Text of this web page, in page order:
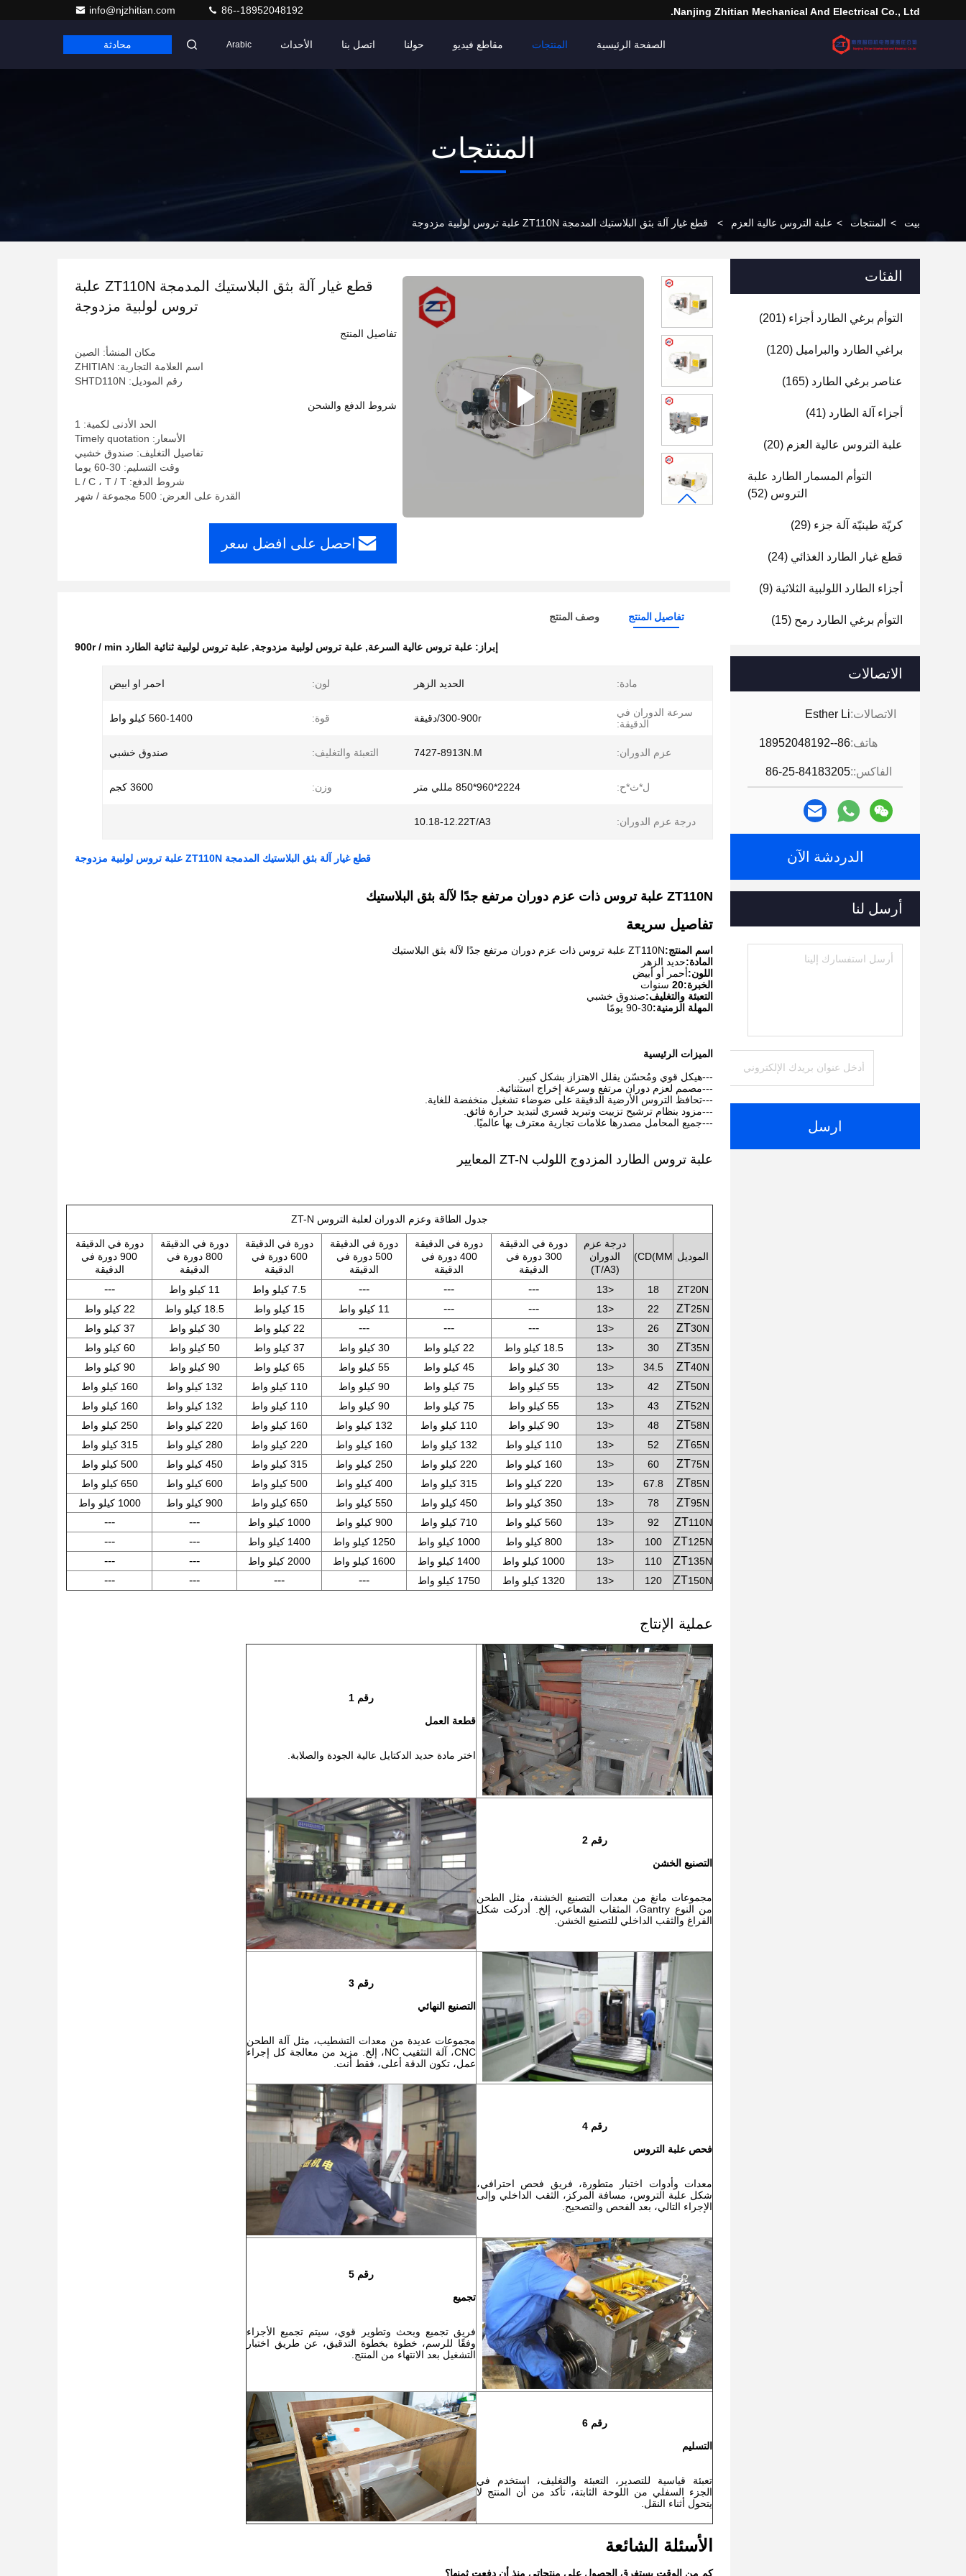
Nanjing Zhitian Mechanical And Electrical Co., Ltd.
info@njzhitian.com 86--18952048192
الصفحة الرئيسية المنتجات مقاطع فيديو حولنا اتصل بنا الأحداث Arabic محادثة
المنتجات
بيت > المنتجات > علبة التروس عالية العزم > قطع غيار آلة بثق البلاستيك المدمجة ZT110N علبة تروس لولبية مزدوجة
الفئات
التوأم برغي الطارد أجزاء (201)
براغي الطارد والبراميل (120)
عناصر برغي الطارد (165)
أجزاء آلة الطارد (41)
علبة التروس عالية العزم (20)
التوأم المسمار الطارد علبة
التروس (52)
كريّة طينيّة آلة جزء (29)
قطع غيار الطارد الغذائي (24)
أجزاء الطارد اللولبية الثلاثية (9)
التوأم برغي الطارد رمح (15)
الاتصالات
الاتصالات:Esther Li
هاتف:86--18952048192
الفاكس::86-25-84183205
الدردشة الآن
أرسل لنا
ارسل
قطع غيار آلة بثق البلاستيك المدمجة ZT110N علبة
تروس لولبية مزدوجة
تفاصيل المنتج
مكان المنشأ: الصين
اسم العلامة التجارية: ZHITIAN
رقم الموديل: SHTD110N
شروط الدفع والشحن
الحد الأدنى لكمية: 1
الأسعار: Timely quotation
تفاصيل التغليف: صندوق خشبي
وقت التسليم: 30-60 يوما
شروط الدفع: L / C ، T / T
القدرة على العرض: 500 مجموعة / شهر
احصل على افضل سعر
تفاصيل المنتج وصف المنتج
إبراز: علبة تروس عالية السرعة, علبة تروس لولبية مزدوجة, علبة تروس لولبية ثنائية الطارد 900r / min
مادة: الحديد الزهر لون: احمر او ابيض
سرعة الدوران في
الدقيقة:
300-900r/دقيقة قوة: 560-1400 كيلو واط
عزم الدوران: 7427-8913N.M التعبئة والتغليف: صندوق خشبي
ل*ث*ح: 2224*960*850 مللي متر وزن: 3600 كجم
درجة عزم الدوران: 10.18-12.22T/A3
قطع غيار آلة بثق البلاستيك المدمجة ZT110N علبة تروس لولبية مزدوجة
ZT110N علبة تروس ذات عزم دوران مرتفع جدًا لآلة بثق البلاستيك
تفاصيل سريعة
اسم المنتج:ZT110N علبة تروس ذات عزم دوران مرتفع جدًا لآلة بثق البلاستيك
المادة:حديد الزهر
اللون:أحمر أو أبيض
الخبرة:20
سنوات
التعبئة والتغليف:صندوق خشبي
المهلة الزمنية:30-90 يومًا
الميزات الرئيسية
---هيكل قوي ومُحسّن يقلل الاهتزاز بشكل كبير.
---مصمم لعزم دوران مرتفع وسرعة إخراج استثنائية.
---تحافظ التروس الأرضية الدقيقة على ضوضاء تشغيل منخفضة للغاية.
---مزود بنظام ترشيح تزييت وتبريد قسري لتبديد حرارة فائق.
---جميع المحامل مصدرها علامات تجارية معترف بها عالميًا.
علبة تروس الطارد المزدوج اللولب ZT-N المعايير
جدول الطاقة وعزم الدوران لعلبة التروس ZT-N
الموديل CD(MM)
(T/A3)
الدقيقة
الدقيقة
الدقيقة
الدقيقة
الدقيقة
الدقيقة
ZT20N
18
<13
---
---
--- 7.5 كيلو واط 11 كيلو واط
---
ZT25N
22
<13
---
--- 11 كيلو واط 15 كيلو واط 18.5 كيلو واط 22 كيلو واط
ZT30N
26
<13
---
---
--- 22 كيلو واط 30 كيلو واط 37 كيلو واط
ZT35N
30
<13 18.5 كيلو واط 22 كيلو واط 30 كيلو واط 37 كيلو واط 50 كيلو واط 60 كيلو واط
ZT40N
34.5
<13 30 كيلو واط 45 كيلو واط 55 كيلو واط 65 كيلو واط 90 كيلو واط 90 كيلو واط
ZT50N
42
<13 55 كيلو واط 75 كيلو واط 90 كيلو واط 110 كيلو واط 132 كيلو واط 160 كيلو واط
ZT52N
43
<13 55 كيلو واط 75 كيلو واط 90 كيلو واط 110 كيلو واط 132 كيلو واط 160 كيلو واط
ZT58N
48
<13 90 كيلو واط 110 كيلو واط 132 كيلو واط 160 كيلو واط 220 كيلو واط 250 كيلو واط
ZT65N
52
<13 110 كيلو واط 132 كيلو واط 160 كيلو واط 220 كيلو واط 280 كيلو واط 315 كيلو واط
ZT75N
60
<13 160 كيلو واط 220 كيلو واط 250 كيلو واط 315 كيلو واط 450 كيلو واط 500 كيلو واط
ZT85N
67.8
<13 220 كيلو واط 315 كيلو واط 400 كيلو واط 500 كيلو واط 600 كيلو واط 650 كيلو واط
ZT95N
78
<13 350 كيلو واط 450 كيلو واط 550 كيلو واط 650 كيلو واط 900 كيلو واط 1000 كيلو واط
ZT110N
92
<13 560 كيلو واط 710 كيلو واط 900 كيلو واط 1000 كيلو واط ---
---
ZT125N
100
<13 800 كيلو واط 1000 كيلو واط 1250 كيلو واط 1400 كيلو واط ---
---
ZT135N
110
<13 1000 كيلو واط 1400 كيلو واط 1600 كيلو واط 2000 كيلو واط ---
---
ZT150N
120
<13 1320 كيلو واط 1750 كيلو واط ---
---
---
---
عملية الإنتاج
رقم 1
قطعة العمل
اختر مادة حديد الدكتايل عالية الجودة والصلابة.
رقم 2
التصنيع الخشن
مجموعات مانغ من معدات التصنيع الخشنة، مثل الطحن
من النوع Gantry، المثقاب الشعاعي، إلخ. أدركت شكل
الفراغ والثقب الداخلي للتصنيع الخشن.
رقم 3
التصنيع النهائي
مجموعات عديدة من معدات التشطيب، مثل آلة الطحن
CNC، آلة التثقيب NC، إلخ. مزيد من معالجة كل إجراء
عمل، تكون الدقة أعلى، فقط أنت.
رقم 4
فحص علبة التروس
معدات وأدوات اختبار متطورة، فريق فحص احترافي،
شكل علبة التروس، مسافة المركز، الثقب الداخلي وإلى
الإجراء التالي، بعد الفحص والتصحيح.
رقم 5
تجميع
فريق تجميع وبحث وتطوير قوي، سيتم تجميع الأجزاء
وفقًا للرسم، خطوة بخطوة التدقيق، عن طريق اختبار
التشغيل بعد الانتهاء من المنتج.
رقم 6
التسليم
تعبئة قياسية للتصدير، التعبئة والتغليف، استخدم في
الجزء السفلي من اللوحة الثابتة، تأكد من أن المنتج لا
يتحول أثناء النقل.
الأسئلة الشائعة
كم من الوقت يستغرق الحصول على منتجاتي منذ أن دفعت ثمنها؟